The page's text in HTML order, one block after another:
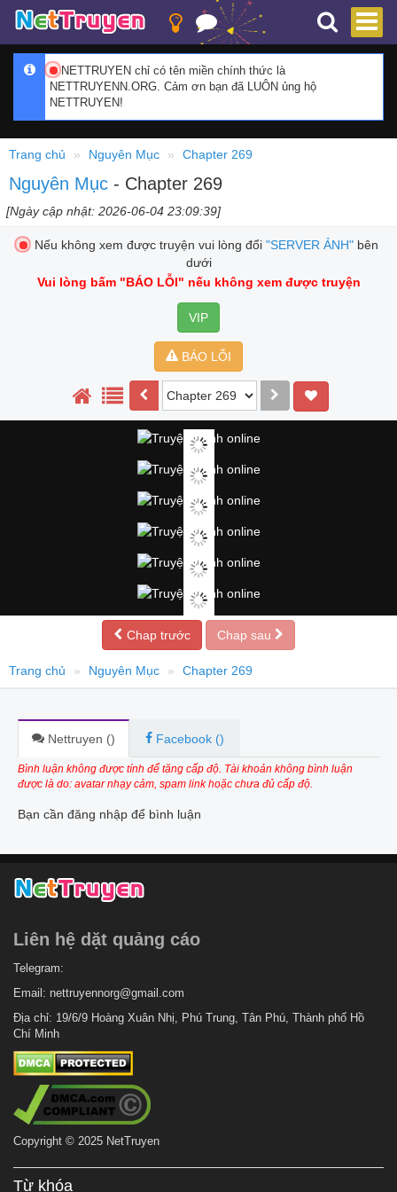
NETTRUYEN chỉ có tên miền chính thức là
NETTRUYENN.ORG. Cảm ơn bạn đã LUÔN ủng hộ
NETTRUYEN!
Trang chủ Nguyên Mục Chapter 269
Nguyên Mục - Chapter 269
[Ngày cập nhật: 2026-06-04 23:09:39]
Nếu không xem được truyện vui lòng đổi "SERVER ẢNH"bên
dưới
Vui lòng bấm "BÁO LỖI" nếu không xem được truyện
VIP
BÁO LỖI
Chap trước Chap sau
Trang chủ Nguyên Mục Chapter 269
Nettruyen () Facebook ()
Bình luận không được tính để tăng cấp độ. Tài khoản không bình luận
được là do: avatar nhạy cảm, spam link hoặc chưa đủ cấp độ.
Bạn cần đăng nhập để bình luận
Liên hệ dặt quảng cáo
Telegram:
Email: nettruyennorg@gmail.com
Địa chỉ: 19/6/9 Hoàng Xuân Nhị, Phú Trung, Tân Phú, Thành phố Hồ
Chí Minh
Copyright © 2025 NetTruyen
Từ khóa